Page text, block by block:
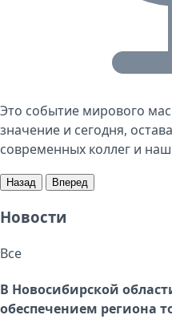
Это событие мирового
значение и сегодня,
современных коллег и
Назад Вперед
Новости
Все
В Новосибирской
обеспечением региона